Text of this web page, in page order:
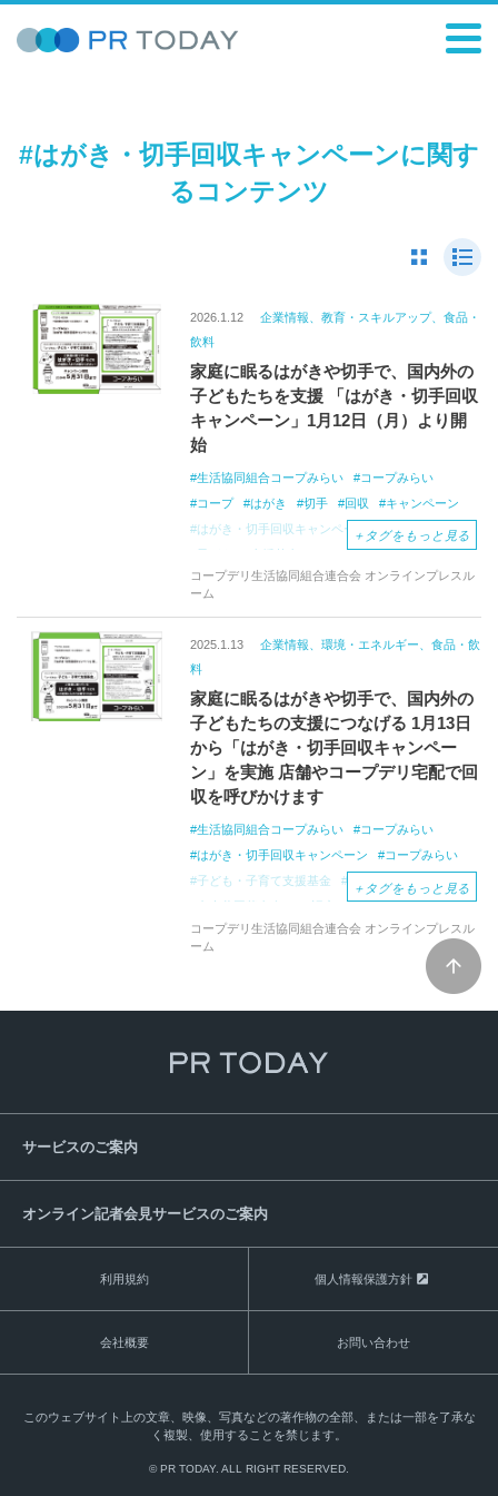
#はがき・切手回収キャンペーンに関す
るコンテンツ
2026.1.12
企業情報、教育・スキルアップ、食品・
飲料
家庭に眠るはがきや切手で、国内外の
子どもたちを支援 「はがき・切手回収
キャンペーン」1月12日（月）より開
始
生活協同組合コープみらい
コープみらい
コープ
はがき 切手 回収
キャンペーン
はがき・切手回収キャンペーン
子ども支援
子ども
支援基金
＋ タグをもっと見る
コープデリ生活協同組合連合会 オンラインプレスル
ーム
2025.1.13
企業情報、環境・エネルギー、食品・飲
料
家庭に眠るはがきや切手で、国内外の
子どもたちの支援につなげる 1月13日
から「はがき・切手回収キャンペー
ン」を実施 店舗やコープデリ宅配で回
収を呼びかけます
生活協同組合コープみらい
コープみらい
はがき・切手回収キャンペーン
コープみらい
子ども・子育て支援基金
寄贈
「社会福祉法人
ハンガー・フリー・ワールド
認定NPO法人
＋ タグをもっと見る
コープデリ生活協同組合連合会 オンラインプレスル
ーム
サービスのご案内
オンライン記者会見サービスのご案内
利用規約 個人情報保護方針
会社概要 お問い合わせ
このウェブサイト上の文章、映像、写真などの著作物の全部、または一部を了承な
く複製、使用することを禁じます。
© PR TODAY. ALL RIGHT RESERVED.